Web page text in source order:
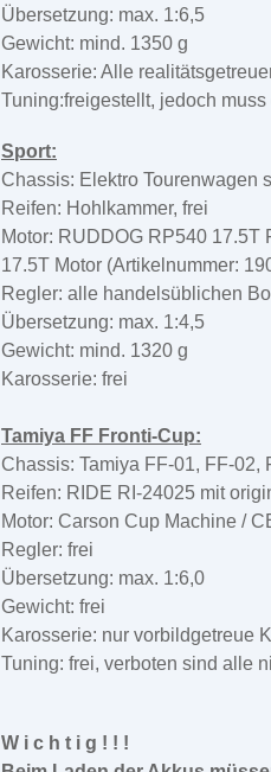
Übersetzung: max. 1:6,5
Gewicht: mind. 1350 g
Karosserie: Alle
Tuning:freigestellt, jedoch
Sport:
Chassis: Elektro Tourenwagen
Reifen: Hohlkammer, frei
Motor: RUDDOG RP540 17.5T
17.5T Motor (Artikelnummer:
Regler: alle handelsüblichen
Übersetzung: max. 1:4,5
Gewicht: mind. 1320 g
Karosserie: frei
Tamiya FF Fronti-Cup:
Chassis: Tamiya FF-01, FF-02,
Reifen: RIDE RI-24025 mit
Motor: Carson Cup Machine /
Regler: frei
Übersetzung: max. 1:6,0
Gewicht: frei
Karosserie: nur vorbildgetreue
Tuning: frei, verboten sind alle
W i c h t i g ! ! !